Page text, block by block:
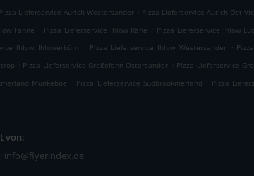
Pizza Lieferservice Aurich Westersander . Pizza Lieferservice Aurich Ost
Fahne . Pizza Lieferservice Ihlow Rahe . Pizza Lieferservice Ihlow
Ihlow Ihlowerhörn . Pizza Lieferservice Ihlow Westersander .
. Pizza Lieferservice Großefehn Ostersander . Pizza Lieferservice
Münkeboe . Pizza Lieferservice Südbrookmerland . Pizza
von:
info@flyerindex.de